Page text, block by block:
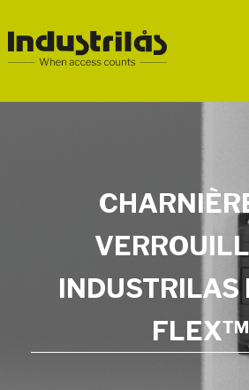
FLEX™